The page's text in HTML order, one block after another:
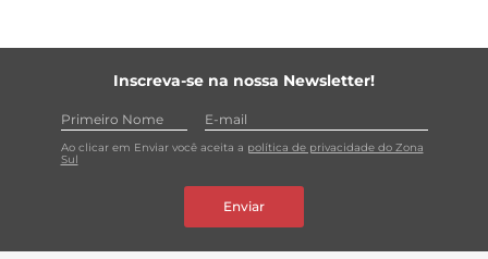
Inscreva-se na nossa Newsletter!
Ao clicar em Enviar você aceita a política de privacidade do Zona
Sul
Enviar